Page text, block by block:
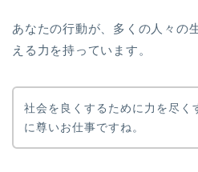
あなたの行動が、多くの人々の
える力を持っています。
社会を良くするために力を尽く
に尊いお仕事ですね。